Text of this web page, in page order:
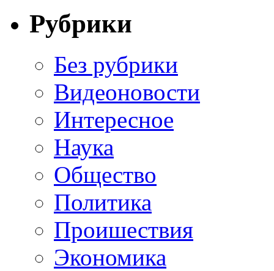
Рубрики
Без рубрики
Видеоновости
Интересное
Наука
Общество
Политика
Проишествия
Экономика